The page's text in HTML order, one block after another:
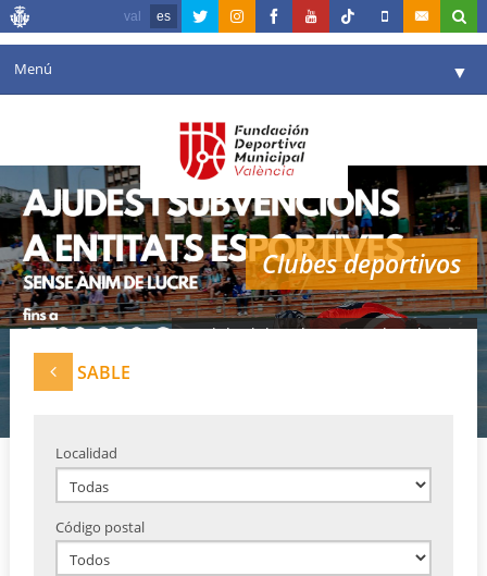
val es
Menú ▼
Agenda
Instalaciones ▼
Comunicación ▼
Valencia en deporte ▼
Clubes deportivos
Red de clubes deportivos de Valencia
SABLE
Localidad
Código postal